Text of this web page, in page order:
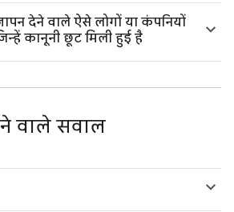
देने वाले ऐसे लोगों या कंपनियों
कानूनी छूट मिली हुई है
वाले सवाल